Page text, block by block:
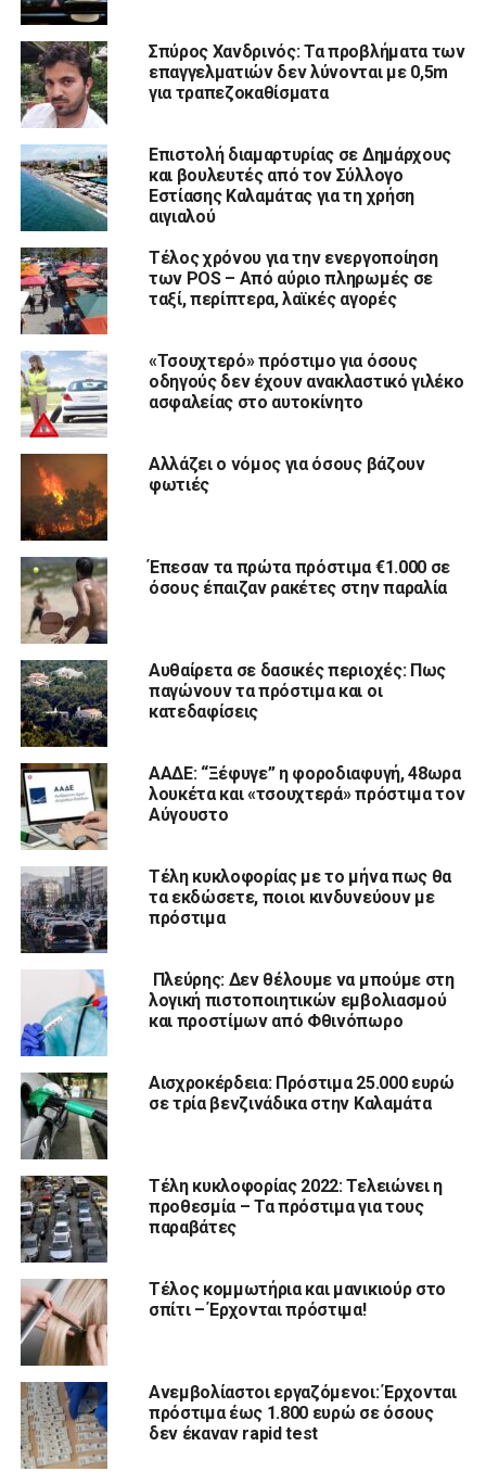
Σπύρος Χανδρινός: Τα προβλήματα των
επαγγελματιών δεν λύνονται με 0,5m
για τραπεζοκαθίσματα
Επιστολή διαμαρτυρίας σε Δημάρχους
και βουλευτές από τον Σύλλογο
Εστίασης Καλαμάτας για τη χρήση
αιγιαλού
Τέλος χρόνου για την ενεργοποίηση
των POS – Από αύριο πληρωμές σε
ταξί, περίπτερα, λαϊκές αγορές
«Τσουχτερό» πρόστιμο για όσους
οδηγούς δεν έχουν ανακλαστικό γιλέκο
ασφαλείας στο αυτοκίνητο
Αλλάζει ο νόμος για όσους βάζουν
φωτιές
Έπεσαν τα πρώτα πρόστιμα €1.000 σε
όσους έπαιζαν ρακέτες στην παραλία
Αυθαίρετα σε δασικές περιοχές: Πως
παγώνουν τα πρόστιμα και οι
κατεδαφίσεις
ΑΑΔΕ: “Ξέφυγε” η φοροδιαφυγή, 48ωρα
λουκέτα και «τσουχτερά» πρόστιμα τον
Αύγουστο
Τέλη κυκλοφορίας με το μήνα πως θα
τα εκδώσετε, ποιοι κινδυνεύουν με
πρόστιμα
Πλεύρης: Δεν θέλουμε να μπούμε στη
λογική πιστοποιητικών εμβολιασμού
και προστίμων από Φθινόπωρο
Αισχροκέρδεια: Πρόστιμα 25.000 ευρώ
σε τρία βενζινάδικα στην Καλαμάτα
Τέλη κυκλοφορίας 2022: Τελειώνει η
προθεσμία – Τα πρόστιμα για τους
παραβάτες
Τέλος κομμωτήρια και μανικιούρ στο
σπίτι – Έρχονται πρόστιμα!
Ανεμβολίαστοι εργαζόμενοι: Έρχονται
πρόστιμα έως 1.800 ευρώ σε όσους
δεν έκαναν rapid test